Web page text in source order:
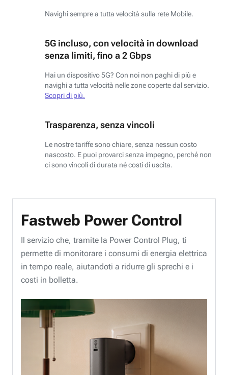
Navighi sempre a tutta velocità sulla rete Mobile.
5G incluso, con velocità in download
senza limiti, fino a 2 Gbps
Hai un dispositivo 5G? Con noi non paghi di più e
navighi a tutta velocità nelle zone coperte dal servizio.
Scopri di più.
Trasparenza, senza vincoli
Le nostre tariffe sono chiare, senza nessun costo
nascosto. E puoi provarci senza impegno, perché non
ci sono vincoli di durata né costi di uscita.
Fastweb Power Control
Il servizio che, tramite la Power Control Plug, ti
permette di monitorare i consumi di energia elettrica
in tempo reale, aiutandoti a ridurre gli sprechi e i
costi in bolletta.